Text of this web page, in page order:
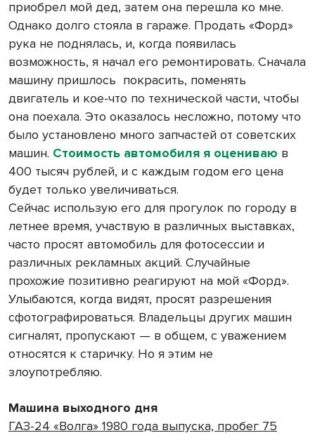
приобрел мой дед, затем она перешла ко мне.
Однако долго стояла в гараже. Продать «Форд»
рука не поднялась, и, когда появилась
возможность, я начал его ремонтировать. Сначала
машину пришлось покрасить, поменять
двигатель и кое-что по технической части, чтобы
она поехала. Это оказалось несложно, потому что
было установлено много запчастей от советских
машин. Стоимость автомобиля я оцениваю в
400 тысяч рублей, и с каждым годом его цена
будет только увеличиваться.
Сейчас использую его для прогулок по городу в
летнее время, участвую в различных выставках,
часто просят автомобиль для фотосессии и
различных рекламных акций. Случайные
прохожие позитивно реагируют на мой «Форд».
Улыбаются, когда видят, просят разрешения
сфотографироваться. Владельцы других машин
сигналят, пропускают — в общем, с уважением
относятся к старичку. Но я этим не
злоупотребляю.
Машина выходного дня
ГАЗ-24 «Волга» 1980 года выпуска, пробег 75